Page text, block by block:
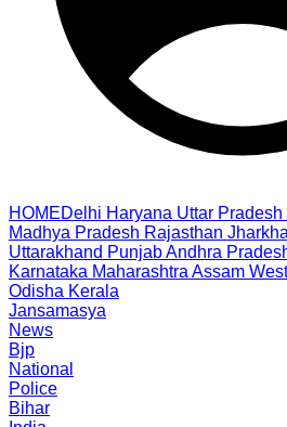
HOMEDelhi Haryana Uttar Pradesh
Madhya Pradesh Rajasthan
Uttarakhand PunjabAndhra
Karnataka Maharashtra Assam
Odisha Kerala
Jansamasya
News
Bjp
National
Police
Bihar